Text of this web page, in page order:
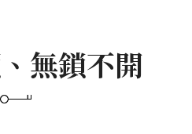
無鎖不開